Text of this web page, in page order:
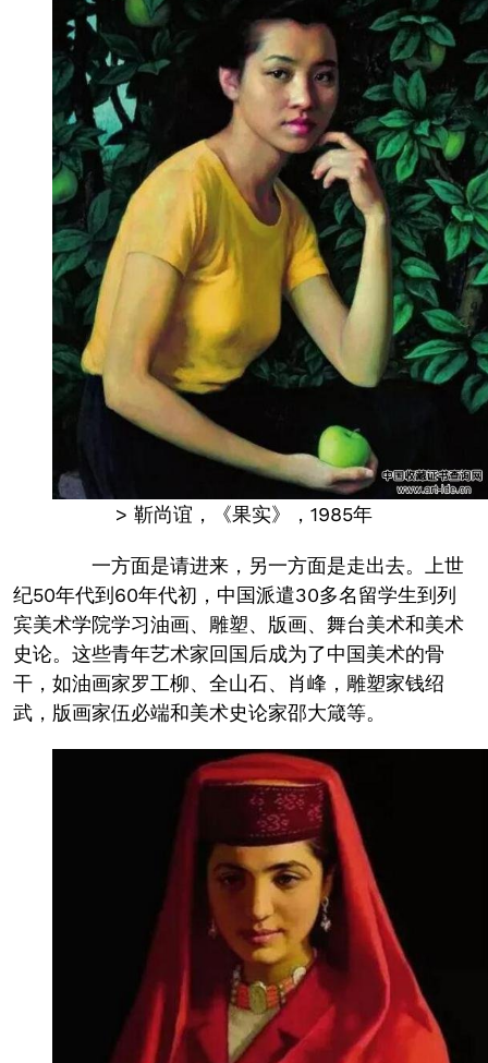
> 靳尚谊，《果实》，1985年
一方面是请进来，另一方面是走出去。上世
纪50年代到60年代初，中国派遣30多名留学生到列
宾美术学院学习油画、雕塑、版画、舞台美术和美术
史论。这些青年艺术家回国后成为了中国美术的骨
干，如油画家罗工柳、全山石、肖峰，雕塑家钱绍
武，版画家伍必端和美术史论家邵大箴等。